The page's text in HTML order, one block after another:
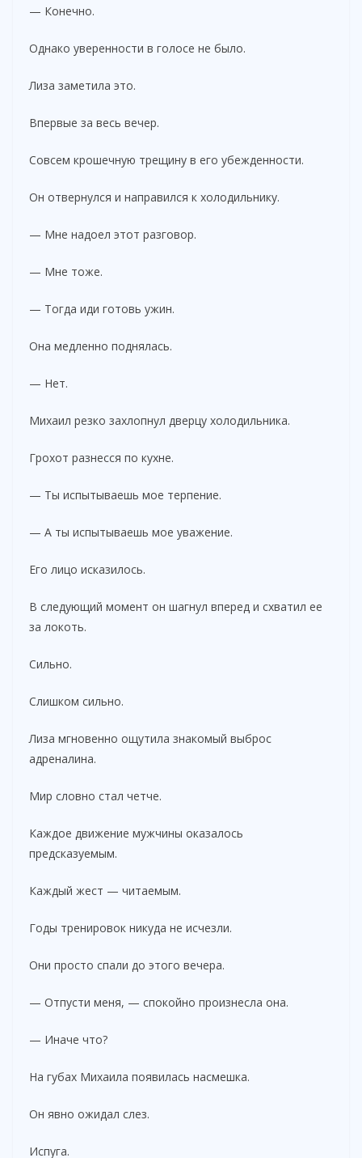
— Конечно.
Однако уверенности в голосе не было.
Лиза заметила это.
Впервые за весь вечер.
Совсем крошечную трещину в его убежденности.
Он отвернулся и направился к холодильнику.
— Мне надоел этот разговор.
— Мне тоже.
— Тогда иди готовь ужин.
Она медленно поднялась.
— Нет.
Михаил резко захлопнул дверцу холодильника.
Грохот разнесся по кухне.
— Ты испытываешь мое терпение.
— А ты испытываешь мое уважение.
Его лицо исказилось.
В следующий момент он шагнул вперед и схватил ее
за локоть.
Сильно.
Слишком сильно.
Лиза мгновенно ощутила знакомый выброс
адреналина.
Мир словно стал четче.
Каждое движение мужчины оказалось
предсказуемым.
Каждый жест — читаемым.
Годы тренировок никуда не исчезли.
Они просто спали до этого вечера.
— Отпусти меня, — спокойно произнесла она.
— Иначе что?
На губах Михаила появилась насмешка.
Он явно ожидал слез.
Испуга.